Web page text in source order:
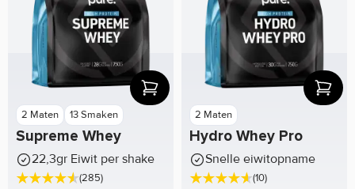
2 Maten 13 Smaken
Supreme Whey
22,3gr Eiwit per shake
(285)
2 Maten
Hydro Whey Pro
Snelle eiwitopname
(10)